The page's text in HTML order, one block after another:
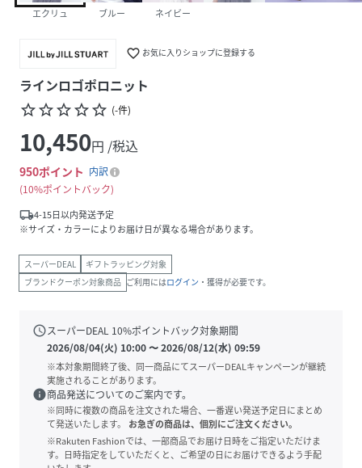
エクリュ ブルー ネイビー
favorite_border お気に入りショップに登録する
ラインロゴポロニット
star_borderstar_borderstar_borderstar_borderstar_border (-件)
10,450円 /税込
950ポイント 内訳
10%ポイントバック
local_shipping4-15日以内発送予定
※サイズ・カラーによりお届け日が異なる場合があります。
スーパーDEAL
ギフトラッピング対象
ブランドクーポン対象商品 ご利用にはログイン ・獲得が必要です。
scheduleスーパーDEAL 10%ポイントバック対象期間
2026/08/04(火) 10:00〜2026/08/12(水) 09:59
※本対象期間終了後、同一商品にてスーパーDEALキャンペーンが継続
実施されることがあります。
info商品発送についてのご案内です。
※同時に複数の商品を注文された場合、一番遅い発送予定日にまとめ
て発送いたします。
お急ぎの商品は、個別にご注文ください。
※Rakuten Fashionでは、一部商品でお届け日時をご指定いただけま
す。日時指定をしていただくと、ご希望の日にお届けできるよう手配